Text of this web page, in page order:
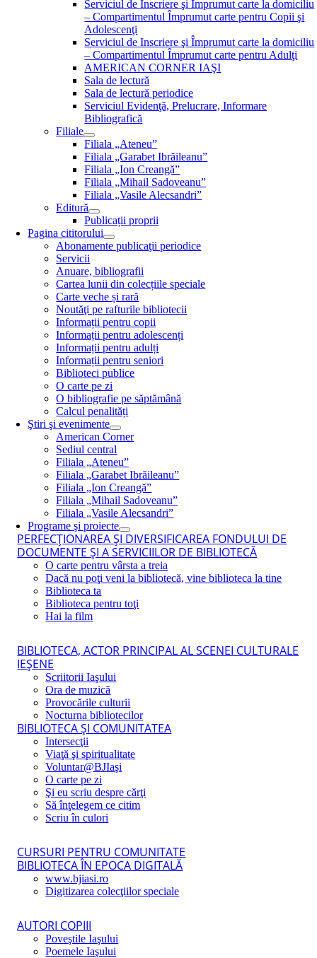
Serviciul de Inscriere şi Împrumut carte la domiciliu
– Compartimentul Împrumut carte pentru Copii şi
Adolescenţi
Serviciul de Inscriere şi Împrumut carte la domiciliu
– Compartimentul Împrumut carte pentru Adulţi
AMERICAN CORNER IAŞI
Sala de lectură
Sala de lectură periodice
Serviciul Evidenţă, Prelucrare, Informare
Bibliografică
Filiale
Filiala „Ateneu”
Filiala „Garabet Ibrăileanu”
Filiala „Ion Creangă”
Filiala „Mihail Sadoveanu”
Filiala „Vasile Alecsandri”
Editură
Publicații proprii
Pagina cititorului
Abonamente publicaţii periodice
Servicii
Anuare, bibliografii
Cartea lunii din colecțiile speciale
Carte veche și rară
Noutăţi pe rafturile bibliotecii
Informații pentru copii
Informații pentru adolescenți
Informații pentru adulți
Informații pentru seniori
Biblioteci publice
O carte pe zi
O bibliografie pe săptămână
Calcul penalități
Ştiri şi evenimente
American Corner
Sediul central
Filiala „Ateneu”
Filiala „Garabet Ibrăileanu”
Filiala „Ion Creangă”
Filiala „Mihail Sadoveanu”
Filiala „Vasile Alecsandri”
Programe şi proiecte
PERFECŢIONAREA ŞI DIVERSIFICAREA FONDULUI DE
DOCUMENTE ŞI A SERVICIILOR DE BIBLIOTECĂ
O carte pentru vârsta a treia
Dacă nu poţi veni la bibliotecă, vine biblioteca la tine
Biblioteca ta
Biblioteca pentru toţi
Hai la film
BIBLIOTECA, ACTOR PRINCIPAL AL SCENEI CULTURALE
IEŞENE
Scriitorii Iaşului
Ora de muzică
Provocările culturii
Nocturna bibliotecilor
BIBLIOTECA ŞI COMUNITATEA
Intersecţii
Viaţă şi spiritualitate
Voluntar@BJIaşi
O carte pe zi
Şi eu scriu despre cărţi
Să înţelegem ce citim
Scriu în culori
CURSURI PENTRU COMUNITATE
BIBLIOTECA ÎN EPOCA DIGITALĂ
www.bjiasi.ro
Digitizarea colecţiilor speciale
AUTORI COPIII
Poveştile Iaşului
Poemele Iaşului